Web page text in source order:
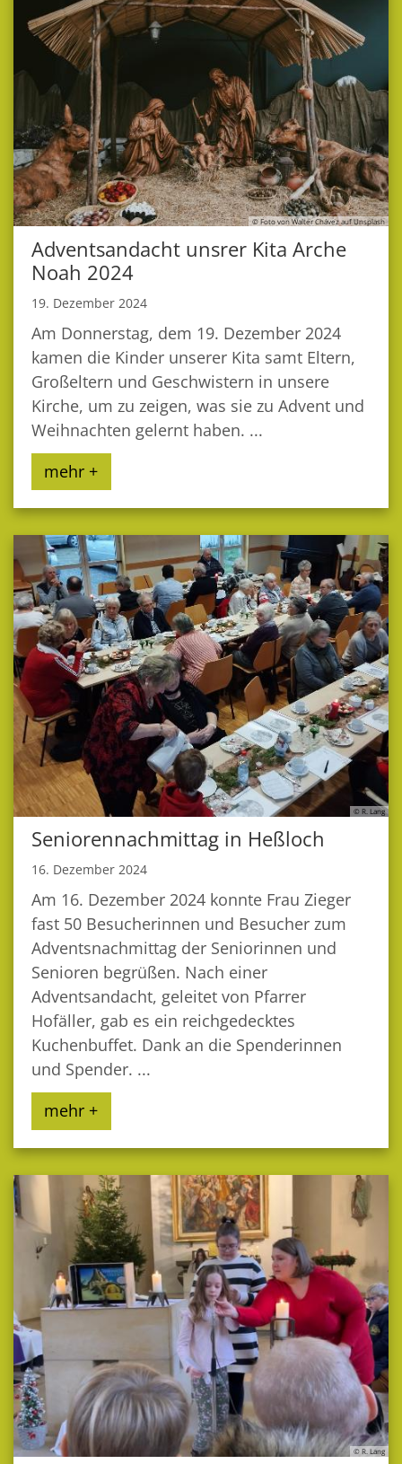
© Foto von Walter Chávez auf Unsplash
Adventsandacht unsrer Kita Arche
Noah 2024
19. Dezember 2024
Am Donnerstag, dem 19. Dezember 2024
kamen die Kinder unserer Kita samt Eltern,
Großeltern und Geschwistern in unsere
Kirche, um zu zeigen, was sie zu Advent und
Weihnachten gelernt haben. ...
mehr +
© R. Lang
Seniorennachmittag in Heßloch
16. Dezember 2024
Am 16. Dezember 2024 konnte Frau Zieger
fast 50 Besucherinnen und Besucher zum
Adventsnachmittag der Seniorinnen und
Senioren begrüßen. Nach einer
Adventsandacht, geleitet von Pfarrer
Hofäller, gab es ein reichgedecktes
Kuchenbuffet. Dank an die Spenderinnen
und Spender. ...
mehr +
© R. Lang